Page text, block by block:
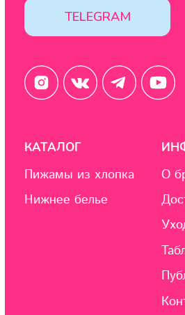
© 2020-2025 StoboyShop. Все права
Design by: YudinStudio